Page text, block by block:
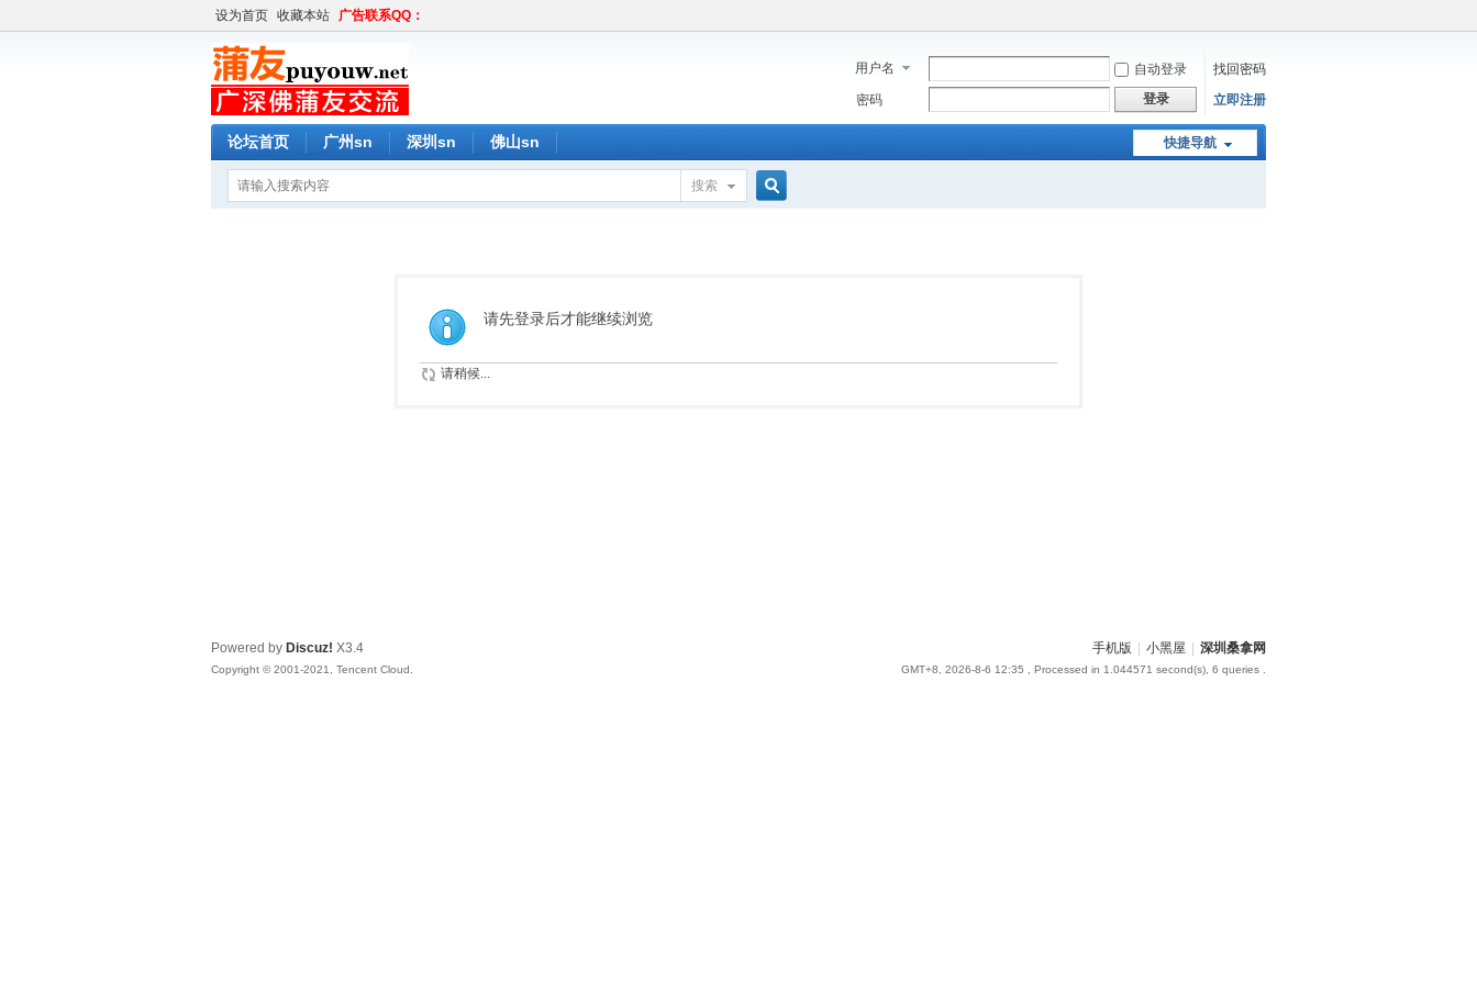
设为首页 收藏本站 广告联系QQ：
用户名 自动登录
找回密码
密码
登录 立即注册
快捷导航
论坛首页 广州sn 深圳sn 佛山sn
搜索
请先登录后才能继续浏览
请稍候...
手机版 小黑屋 深圳桑拿网
GMT+8, 2026-8-6 12:35 , Processed in 1.044571 second(s), 6 queries .
Powered by Discuz! X3.4
Copyright © 2001-2021, Tencent Cloud.